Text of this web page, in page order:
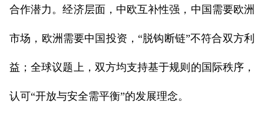
合作潜力。经济层面，中欧互补性强，中国需要欧洲
市场，欧洲需要中国投资，“脱钩断链”不符合双方利
益；全球议题上，双方均支持基于规则的国际秩序，
认可“开放与安全需平衡”的发展理念。